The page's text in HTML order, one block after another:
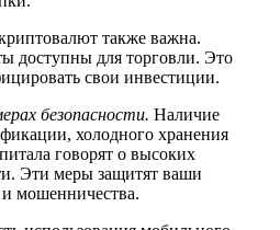
также важна.
доступны для торговли. Это
свои инвестиции.
безопасности. Наличие
холодного хранения
говорят о высоких
Эти меры защитят ваши
мошенничества.